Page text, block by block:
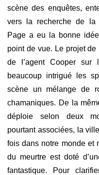
scène des enquêtes,
vers la recherche de la
Page a eu la bonne
point de vue. Le projet de
de l’agent Cooper sur
beaucoup intrigué les
scène un mélange de
chamaniques. De la
déploie selon deux
pourtant associées, la
fois dans notre monde et
du meurtre est doté
fantastique. Pour